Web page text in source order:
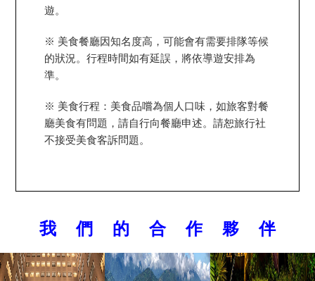
遊。
※ 美食餐廳因知名度高，可能會有需要排隊等候
的狀況。行程時間如有延誤，將依導遊安排為
準。
※ 美食行程：美食品嚐為個人口味，如旅客對餐
廳美食有問題，請自行向餐廳申述。請恕旅行社
不接受美食客訴問題。
我 們 的 合 作 夥 伴